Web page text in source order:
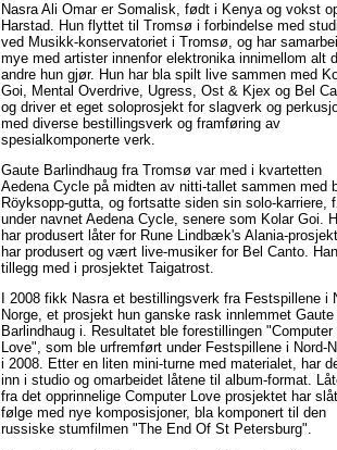
Nasra Ali Omar er Somalisk, født i Kenya og vokst
Harstad. Hun flyttet til Tromsø i forbindelse med
ved Musikk-konservatoriet i Tromsø, og har
mye med artister innenfor elektronika innimellom alt
andre hun gjør. Hun har bla spilt live sammen med
Goi, Mental Overdrive, Ugress, Ost & Kjex og Bel
og driver et eget soloprosjekt for slagverk og
med diverse bestillingsverk og framføring av
spesialkomponerte verk.
Gaute Barlindhaug fra Tromsø var med i kvartetten
Aedena Cycle på midten av nitti-tallet sammen med
Röyksopp-gutta, og fortsatte siden sin solo-karriere,
under navnet Aedena Cycle, senere som Kolar Goi.
har produsert låter for Rune Lindbæk's Alania-
har produsert og vært live-musiker for Bel Canto.
tillegg med i prosjektet Taigatrost.
I 2008 fikk Nasra et bestillingsverk fra Festspillene i
Norge, et prosjekt hun ganske rask innlemmet Gaute
Barlindhaug i. Resultatet ble forestillingen "Computer
Love", som ble urfremført under Festspillene i Nord-
i 2008. Etter en liten mini-turne med materialet, har
inn i studio og omarbeidet låtene til album-format.
fra det opprinnelige Computer Love prosjektet har
følge med nye komposisjoner, bla komponert til den
russiske stumfilmen "The End Of St Petersburg".